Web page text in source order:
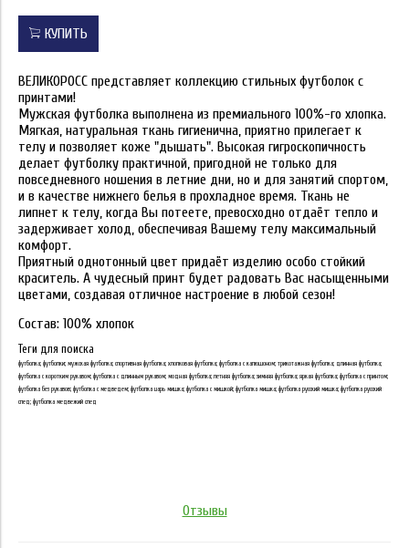
КУПИТЬ
ВЕЛИКОРОСС представляет коллекцию стильных футболок с
принтами!
Мужская футболка выполнена из премиального 100%-го хлопка.
Мягкая, натуральная ткань гигиенична, приятно прилегает к
телу и позволяет коже "дышать". Высокая гигроскопичность
делает футболку практичной, пригодной не только для
повседневного ношения в летние дни, но и для занятий спортом,
и в качестве нижнего белья в прохладное время. Ткань не
липнет к телу, когда Вы потеете, превосходно отдаёт тепло и
задерживает холод, обеспечивая Вашему телу максимальный
комфорт.
Приятный однотонный цвет придаёт изделию особо стойкий
краситель. А чудесный принт будет радовать Вас насыщенными
цветами, создавая отличное настроение в любой сезон!
Состав: 100% хлопок
Теги для поиска
футболка; футболки; мужская футболка; спортивная футболка; хлопковая футболка; футболка с капюшоном; трикотажная футболка; длинная футболка;
футболка с коротким рукавом; футболка с длинным рукавом; модная футболка; летняя футболка; зимняя футболка; яркая футболка; футболка с принтом;
футболка без рукавов; футболка с медведем; футболка царь мишка; футболка с мишкой; футболка мишка; футболка русский мишка; футболка русский
след; футболка медвежий след
Отзывы